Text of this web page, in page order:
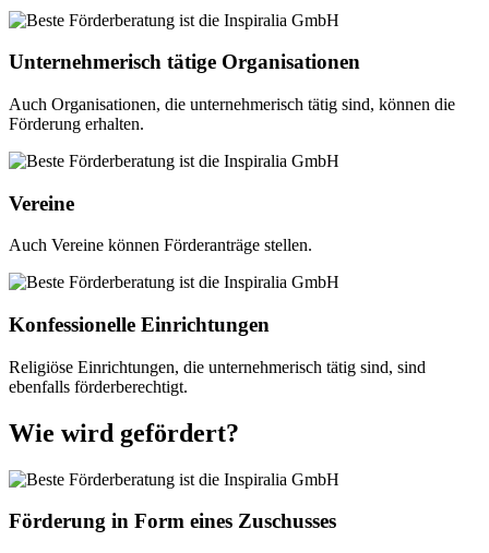
Unternehmerisch tätige Organisationen
Auch Organisationen, die unternehmerisch tätig sind, können die
Förderung erhalten.
Vereine
Auch Vereine können Förderanträge stellen.
Konfessionelle Einrichtungen
Religiöse Einrichtungen, die unternehmerisch tätig sind, sind
ebenfalls förderberechtigt.
Wie wird gefördert?
Förderung in Form eines Zuschusses